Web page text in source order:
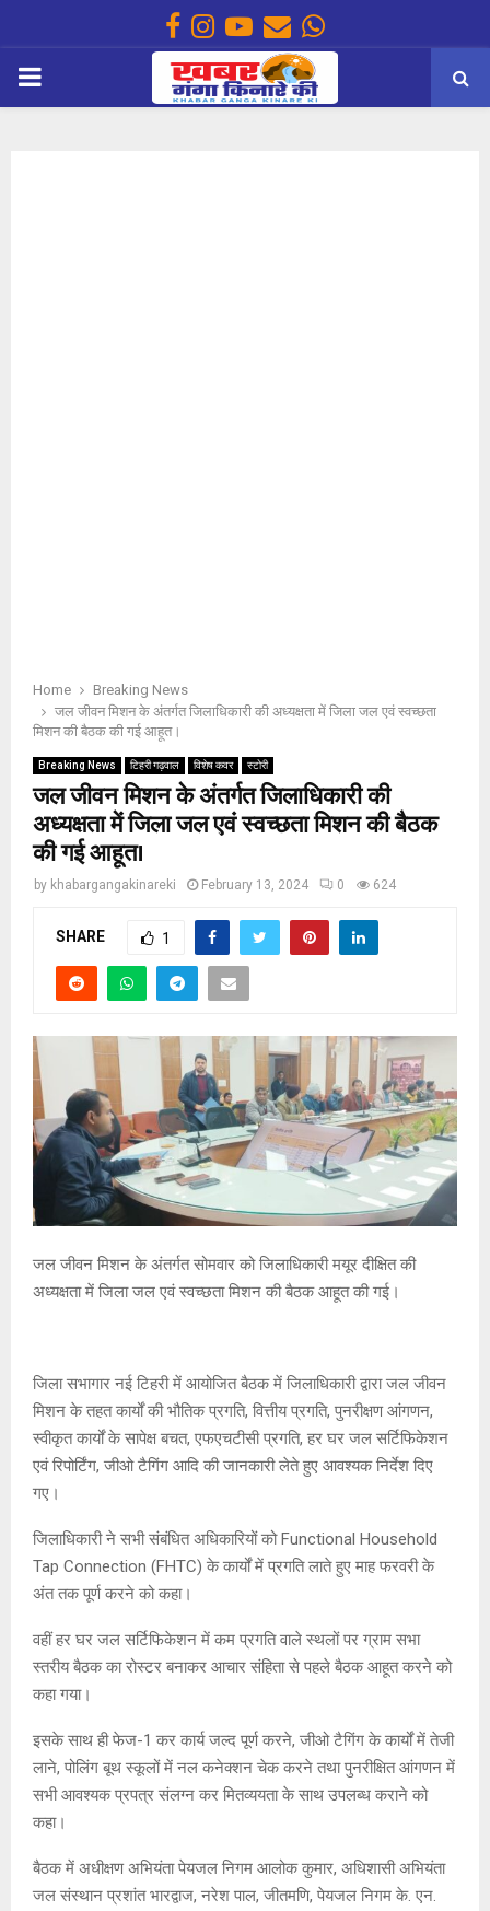
Facebook
Instagram
Youtube
EmailWhatsapp
PRIMARY
Home
Breaking News
जल जीवन मिशन के अंतर्गत जिलाधिकारी की अध्यक्षता में जिला जल एवं स्वच्छता
मिशन की बैठक की गई आहूत।
Breaking News टिहरी गढ़वाल विशेष कवर स्टोरी
जल जीवन मिशन के अंतर्गत जिलाधिकारी की
अध्यक्षता में जिला जल एवं स्वच्छता मिशन की बैठक
की गई आहूत।
by khabargangakinareki February 13, 2024 0 624
SHARE 1
जल जीवन मिशन के अंतर्गत सोमवार को जिलाधिकारी मयूर दीक्षित की
अध्यक्षता में जिला जल एवं स्वच्छता मिशन की बैठक आहूत की गई।
जिला सभागार नई टिहरी में आयोजित बैठक में जिलाधिकारी द्वारा जल जीवन
मिशन के तहत कार्यों की भौतिक प्रगति, वित्तीय प्रगति, पुनरीक्षण आंगणन,
स्वीकृत कार्यों के सापेक्ष बचत, एफएचटीसी प्रगति, हर घर जल सर्टिफिकेशन
एवं रिपोर्टिंग, जीओ टैगिंग आदि की जानकारी लेते हुए आवश्यक निर्देश दिए
गए।
जिलाधिकारी ने सभी संबंधित अधिकारियों को Functional Household
Tap Connection (FHTC) के कार्यों में प्रगति लाते हुए माह फरवरी के
अंत तक पूर्ण करने को कहा।
वहीं हर घर जल सर्टिफिकेशन में कम प्रगति वाले स्थलों पर ग्राम सभा
स्तरीय बैठक का रोस्टर बनाकर आचार संहिता से पहले बैठक आहूत करने को
कहा गया।
इसके साथ ही फेज-1 कर कार्य जल्द पूर्ण करने, जीओ टैगिंग के कार्यों में तेजी
लाने, पोलिंग बूथ स्कूलों में नल कनेक्शन चेक करने तथा पुनरीक्षित आंगणन में
सभी आवश्यक प्रपत्र संलग्न कर मितव्ययता के साथ उपलब्ध कराने को
कहा।
बैठक में अधीक्षण अभियंता पेयजल निगम आलोक कुमार, अधिशासी अभियंता
जल संस्थान प्रशांत भारद्वाज, नरेश पाल, जीतमणि, पेयजल निगम के. एन.